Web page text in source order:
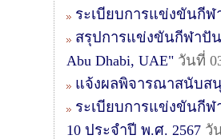
ระเบียบการแข่งขันกีฬ
สรุปการแข่งขันกีฬาปันจั
Abu Dhabi, UAE" วันที่
แจ้งผลพิจารณาสนับส
ระเบียบการแข่งขันกีฬ
10 ประจำปี พ.ศ. 2567 วั